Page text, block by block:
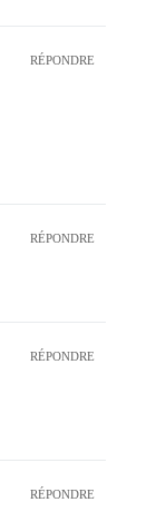
RÉPONDRE
RÉPONDRE
RÉPONDRE
RÉPONDRE